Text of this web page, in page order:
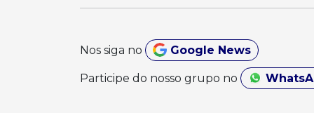
Nos siga no Google News
Participe do nosso grupo no